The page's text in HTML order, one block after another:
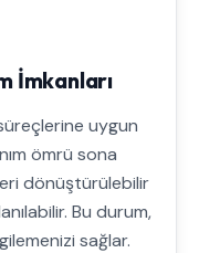
İmkanları
uygun
ömrü sona
dönüştürülebilir
Bu durum,
sağlar.